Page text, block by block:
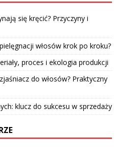
się kręcić? Przyczyny i
włosów krok po kroku?
proces i ekologia produkcji
do włosów? Praktyczny
klucz do sukcesu w sprzedaży